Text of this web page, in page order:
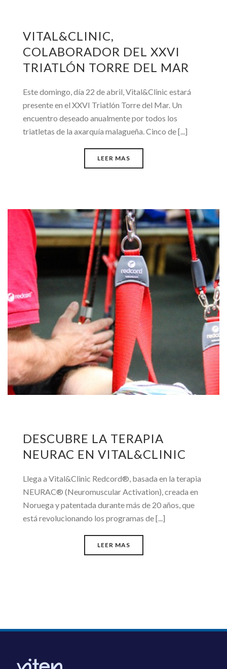
VITAL&CLINIC,
COLABORADOR DEL XXVI
TRIATLÓN TORRE DEL MAR
Este domingo, día 22 de abril, Vital&Clinic estará
presente en el XXVI Triatlón Torre del Mar. Un
encuentro deseado anualmente por todos los
triatletas de la axarquía malagueña. Cinco de [...]
LEER MAS
DESCUBRE LA TERAPIA
NEURAC EN VITAL&CLINIC
Llega a Vital&Clinic Redcord®, basada en la terapia
NEURAC® (Neuromuscular Activation), creada en
Noruega y patentada durante más de 20 años, que
está revolucionando los programas de [...]
LEER MAS